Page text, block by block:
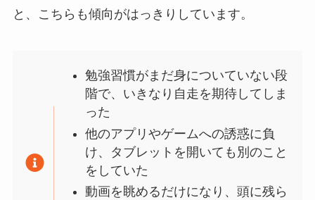
と、こちらも傾向がはっきりしています。
勉強習慣がまだ身についていない段
階で、いきなり自走を期待してしま
った
他のアプリやゲームへの誘惑に負
け、タブレットを開いても別のこと
をしていた
動画を眺めるだけになり、頭に残ら